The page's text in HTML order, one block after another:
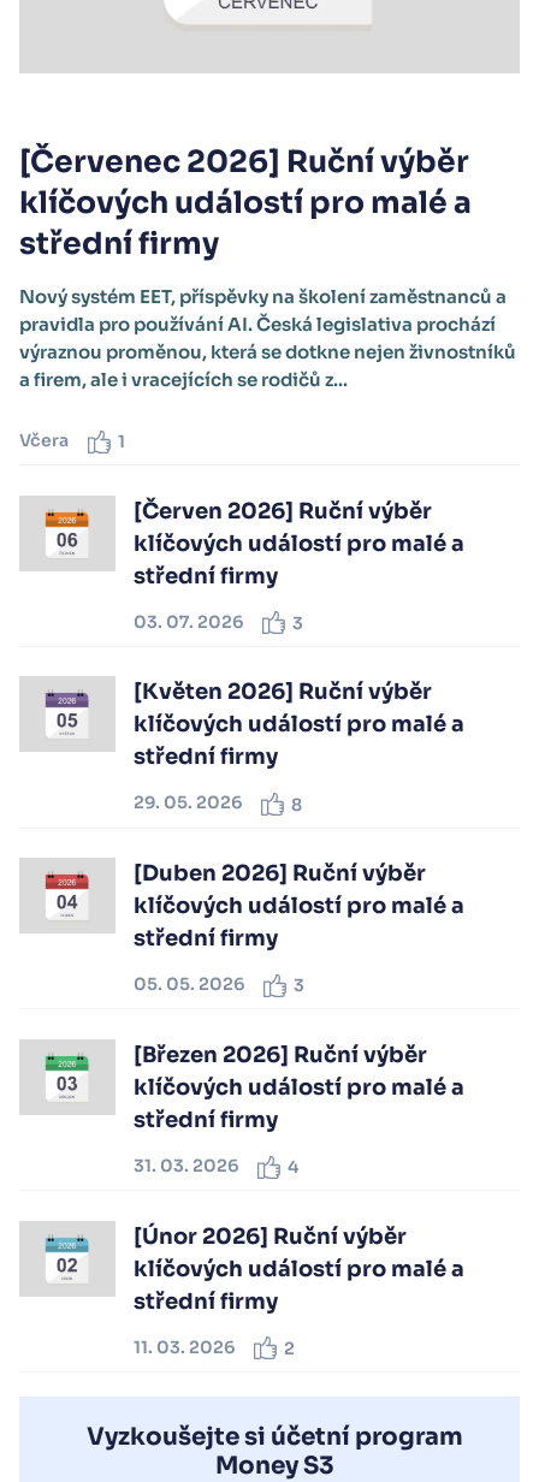
[Červenec 2026] Ruční výběr
klíčových událostí pro malé a
střední firmy
Nový systém EET, příspěvky na školení zaměstnanců a
pravidla pro používání AI. Česká legislativa prochází
výraznou proměnou, která se dotkne nejen živnostníků
a firem, ale i vracejících se rodičů z...
Včera 1
[Červen 2026] Ruční výběr
klíčových událostí pro malé a
střední firmy
03. 07. 2026 3
[Květen 2026] Ruční výběr
klíčových událostí pro malé a
střední firmy
29. 05. 2026 8
[Duben 2026] Ruční výběr
klíčových událostí pro malé a
střední firmy
05. 05. 2026 3
[Březen 2026] Ruční výběr
klíčových událostí pro malé a
střední firmy
31. 03. 2026 4
[Únor 2026] Ruční výběr
klíčových událostí pro malé a
střední firmy
11. 03. 2026 2
Vyzkoušejte si účetní program
Money S3